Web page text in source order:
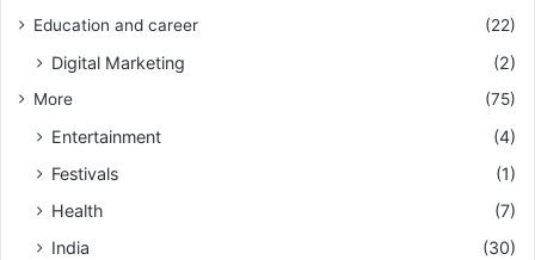
Education and career
(22)
Digital Marketing (2)
More (75)
Entertainment
(4)
Festivals
(1)
Health
(7)
India
(30)